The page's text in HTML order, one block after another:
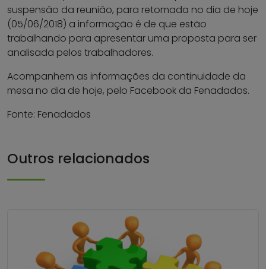
suspensão da reunião, para retomada no dia de hoje
(05/06/2018) a informação é de que estão
trabalhando para apresentar uma proposta para ser
analisada pelos trabalhadores.
Acompanhem as informações da continuidade da
mesa no dia de hoje, pelo Facebook da Fenadados.
Fonte: Fenadados
Outros relacionados